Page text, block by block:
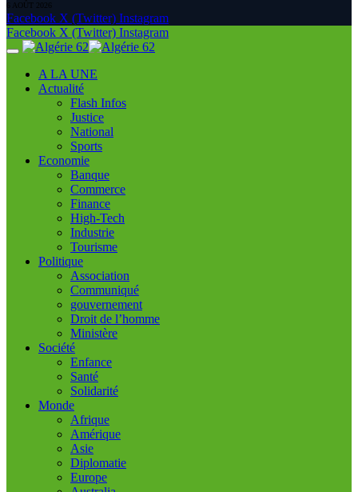
6 AOÛT 2026
Facebook X (Twitter) Instagram
Facebook X (Twitter) Instagram
A LA UNE
Actualité
Flash Infos
Justice
National
Sports
Economie
Banque
Commerce
Finance
High-Tech
Industrie
Tourisme
Politique
Association
Communiqué
gouvernement
Droit de l’homme
Ministère
Société
Enfance
Santé
Solidarité
Monde
Afrique
Amérique
Asie
Diplomatie
Europe